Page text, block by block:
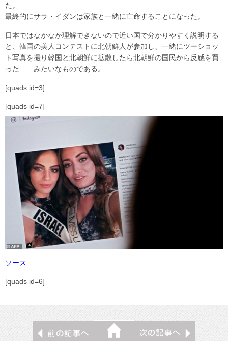
た。
最終的にサラ・イダンは家族と一緒に亡命することになった。
日本ではなかなか理解できないので近い国で分かりやすく説明する
と、韓国の美人コンテストに北朝鮮人が参加し、一緒にツーショッ
ト写真を撮り韓国と北朝鮮に拡散したら北朝鮮の国民から反感を買
った……みたいなものである。
[quads id=3]
[quads id=7]
ソース
[quads id=6]